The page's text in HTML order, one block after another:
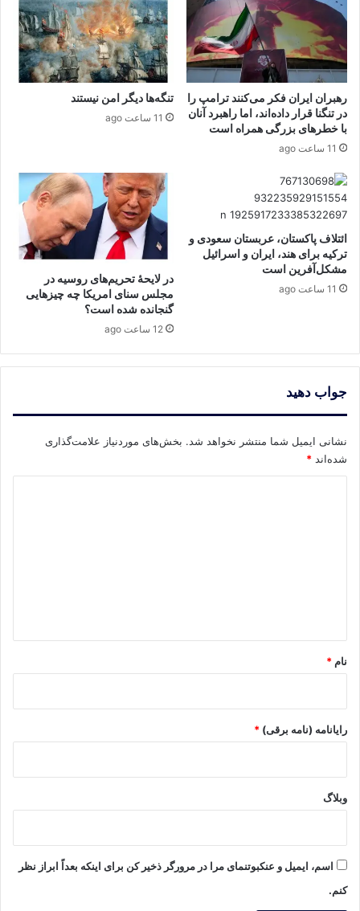
رهبران ایران فکر می‌کنند ترامپ را
در تنگنا قرار داده‌اند، اما راهبرد آنان
با خطرهای بزرگی همراه است
11 ساعت ago
تنگه‌ها دیگر امن نیستند
11 ساعت ago
ائتلاف پاکستان، عربستان سعودی و
ترکیه برای هند، ایران و اسرائیل
مشکل‌آفرین است
11 ساعت ago
در لایحهٔ تحریم‌های روسیه در
مجلس سنای امریکا چه چیزهایی
گنجانده شده است؟
12 ساعت ago
جواب دهید
نشانی ایمیل شما منتشر نخواهد شد. بخش‌های موردنیاز علامت‌گذاری
شده‌اند *
نام *
رایانامه (نامه برقی) *
وبلاگ
اسم، ایمیل و عنکبوتنمای مرا در مرورگر ذخیر کن برای اینکه بعداً ابراز نظر
کنم.